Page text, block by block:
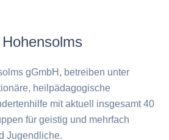
gGmbH, betreiben unter
heilpädagogische
mit aktuell insgesamt 40
für geistig und mehrfach
Jugendliche.